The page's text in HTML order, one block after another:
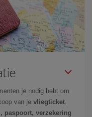
je nodig hebt om
van je vliegticket.
paspoort, verzekering